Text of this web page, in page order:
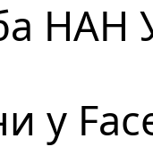
НАН
у